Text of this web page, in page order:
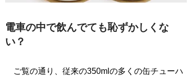
電車の中で飲んでても恥ずかしくな
い？
ご覧の通り、従来の350mlの多くの缶チューハ